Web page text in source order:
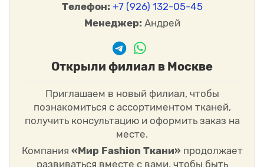
Телефон: +7 (926) 132-05-45
Менеджер: Андрей
Открыли филиал в Москве
Приглашаем в новый филиал, чтобы
познакомиться с ассортиментом тканей,
получить консультацию и оформить заказ на
месте.
Компания «Мир Fashion Ткани» продолжает
развиваться вместе с вами, чтобы быть